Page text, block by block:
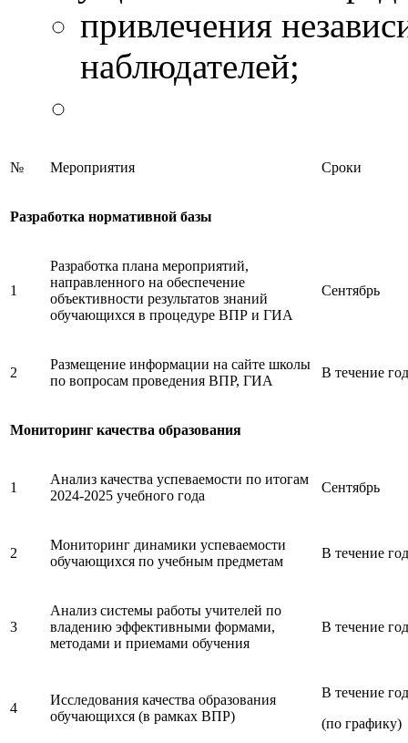
привлечения
наблюдателей;
№ Мероприятия Сроки
Разработка нормативной базы
1
Разработка плана мероприятий,
направленного на обеспечение
объективности результатов знаний
обучающихся в процедуре ВПР и ГИА
Сентябрь
2
Размещение информации на сайте школы
по вопросам проведения ВПР, ГИА
В течение
Мониторинг качества образования
1
Анализ качества успеваемости по итогам
2024-2025 учебного года
Сентябрь
2
Мониторинг динамики успеваемости
обучающихся по учебным предметам
В течение
3
Анализ системы работы учителей по
владению эффективными формами,
методами и приемами обучения
В течение
4
Исследования качества образования
обучающихся (в рамках ВПР)
В течение
(по графику)